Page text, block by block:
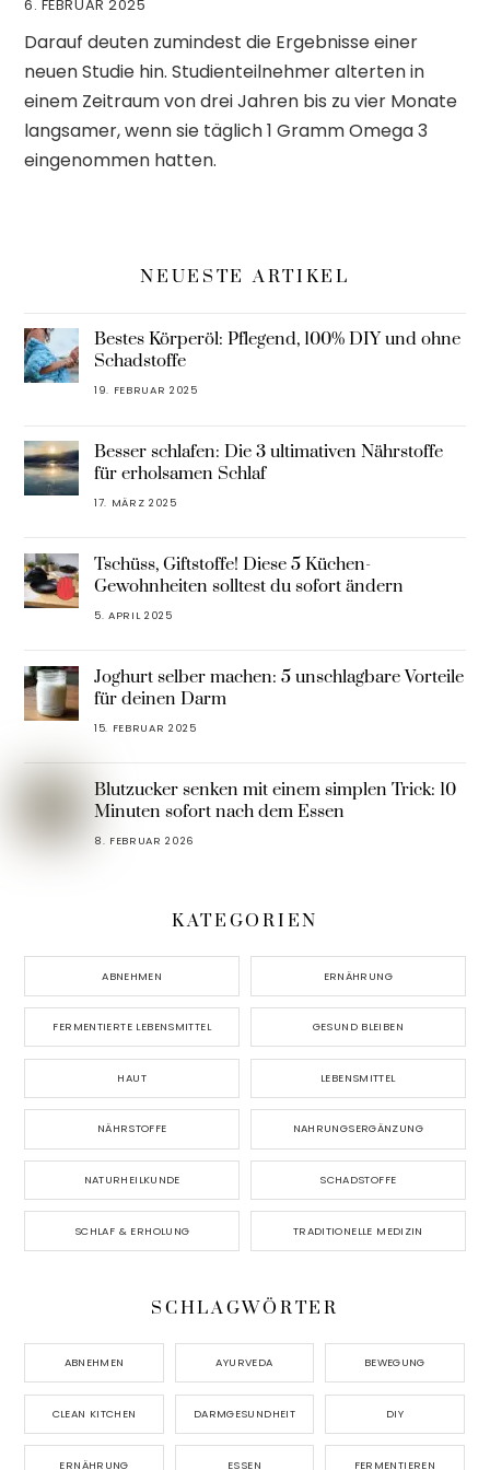
6. FEBRUAR 2025
Darauf deuten zumindest die Ergebnisse einer
neuen Studie hin. Studienteilnehmer alterten in
einem Zeitraum von drei Jahren bis zu vier Monate
langsamer, wenn sie täglich 1 Gramm Omega 3
eingenommen hatten.
NEUESTE ARTIKEL
Bestes Körperöl: Pflegend, 100% DIY und ohne
Schadstoffe
19. FEBRUAR 2025
Besser schlafen: Die 3 ultimativen Nährstoffe
für erholsamen Schlaf
17. MÄRZ 2025
Tschüss, Giftstoffe! Diese 5 Küchen-
Gewohnheiten solltest du sofort ändern
5. APRIL 2025
Joghurt selber machen: 5 unschlagbare Vorteile
für deinen Darm
15. FEBRUAR 2025
Blutzucker senken mit einem simplen Trick: 10
Minuten sofort nach dem Essen
8. FEBRUAR 2026
KATEGORIEN
ABNEHMEN ERNÄHRUNG
FERMENTIERTE LEBENSMITTEL GESUND BLEIBEN
HAUT LEBENSMITTEL
NÄHRSTOFFE NAHRUNGSERGÄNZUNG
NATURHEILKUNDE SCHADSTOFFE
SCHLAF & ERHOLUNG TRADITIONELLE MEDIZIN
SCHLAGWÖRTER
ABNEHMEN AYURVEDA BEWEGUNG
CLEAN KITCHEN DARMGESUNDHEIT DIY
ERNÄHRUNG ESSEN FERMENTIEREN